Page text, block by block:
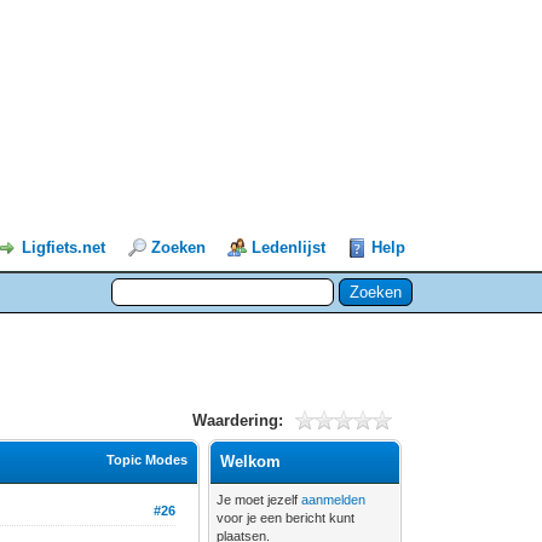
Ligfiets.net Zoeken Ledenlijst Help
Waardering:
Topic Modes
#26
Welkom
Je moet jezelfaanmelden
voor je een bericht kunt
plaatsen.